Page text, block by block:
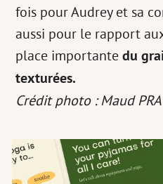
fois pour Audrey et sa
aussi pour le rapport
place importantedu
texturées.
Crédit photo : Maud